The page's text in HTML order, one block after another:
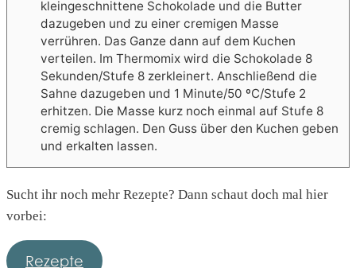
kleingeschnittene Schokolade und die Butter
dazugeben und zu einer cremigen Masse
verrühren. Das Ganze dann auf dem Kuchen
verteilen. Im Thermomix wird die Schokolade 8
Sekunden/Stufe 8 zerkleinert. Anschließend die
Sahne dazugeben und 1 Minute/50 ºC/Stufe 2
erhitzen. Die Masse kurz noch einmal auf Stufe 8
cremig schlagen. Den Guss über den Kuchen geben
und erkalten lassen.
Sucht ihr noch mehr Rezepte? Dann schaut doch mal hier
vorbei:
Rezepte